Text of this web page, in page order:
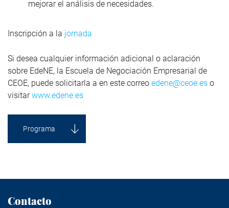
mejorar el análisis de necesidades.
Inscripción a la jornada
Si desea cualquier información adicional o aclaración
sobre EdeNE, la Escuela de Negociación Empresarial de
CEOE, puede solicitarla a en este correo edene@ceoe.es o
visitarwww.edene.es
Programa
Contacto